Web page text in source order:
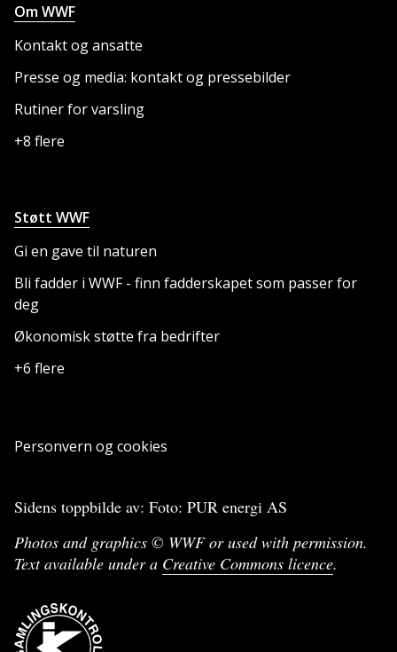
Om WWF
Kontakt og ansatte
Presse og media: kontakt og pressebilder
Rutiner for varsling
+8 flere
Støtt WWF
Gi en gave til naturen
Bli fadder i WWF - finn fadderskapet som passer for
deg
Økonomisk støtte fra bedrifter
+6 flere
Personvern og cookies
Sidens toppbilde av: Foto: PUR energi AS
Photos and graphics © WWF or used with permission.
Text available under a Creative Commons licence.